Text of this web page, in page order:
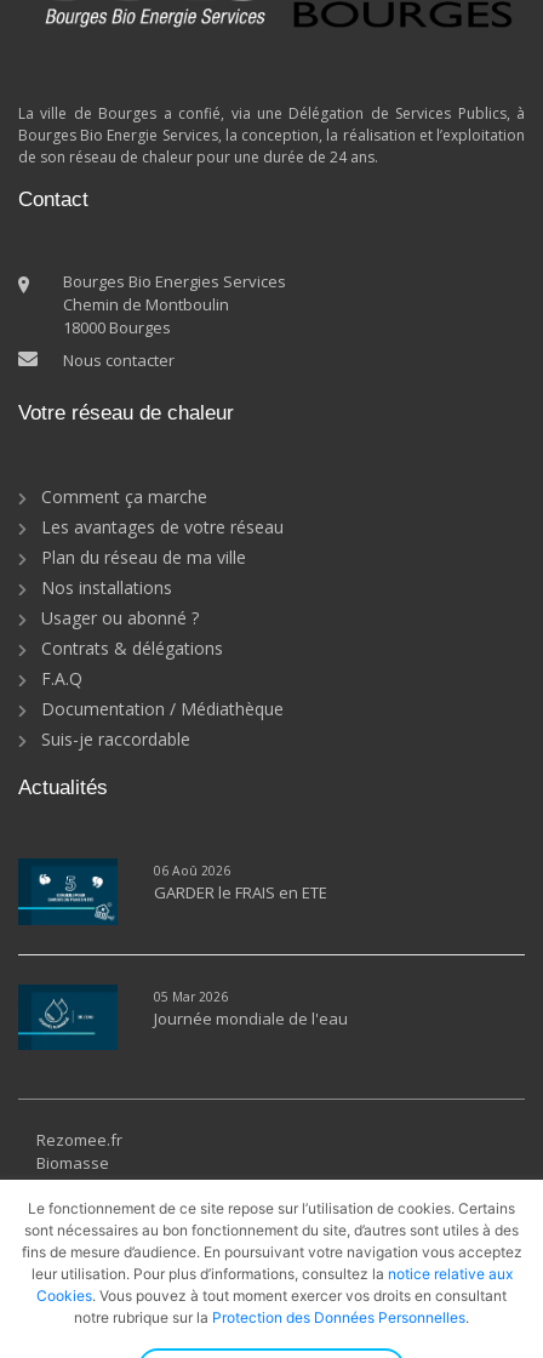
La ville de Bourges a confié, via une Délégation de Services Publics, à
Bourges Bio Energie Services, la conception, la réalisation et l’exploitation
de son réseau de chaleur pour une durée de 24 ans.
Contact
Bourges Bio Energies Services
Chemin de Montboulin
18000 Bourges
Nous contacter
Votre réseau de chaleur
Comment ça marche
Les avantages de votre réseau
Plan du réseau de ma ville
Nos installations
Usager ou abonné ?
Contrats & délégations
F.A.Q
Documentation / Médiathèque
Suis-je raccordable
Actualités
06 Aoû 2026
GARDER le FRAIS en ETE
05 Mar 2026
Journée mondiale de l'eau
Rezomee.fr
Biomasse
Géothermie
Solaire thermique
Récupération
UVE
PAC
Cogénération
Gaz Naturel
Le fonctionnement de ce site repose sur l’utilisation de cookies. Certains
sont nécessaires au bon fonctionnement du site, d’autres sont utiles à des
fins de mesure d’audience. En poursuivant votre navigation vous acceptez
leur utilisation. Pour plus d’informations, consultez la notice relative aux
Cookies. Vous pouvez à tout moment exercer vos droits en consultant
notre rubrique sur la Protection des Données Personnelles.